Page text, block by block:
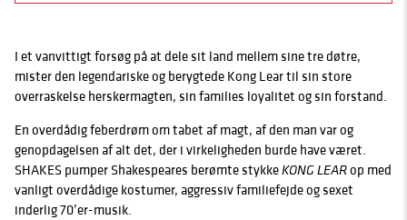
I et vanvittigt forsøg på at dele sit land mellem sine tre døtre,
mister den legendariske og berygtede Kong Lear til sin store
overraskelse herskermagten, sin families loyalitet og sin forstand.
En overdådig feberdrøm om tabet af magt, af den man var og
genopdagelsen af alt det, der i virkeligheden burde have været.
SHAKES pumper Shakespeares berømte stykkeKONG LEARop med
vanligt overdådige kostumer, aggressiv familiefejde og sexet
inderlig 70’er-musik.